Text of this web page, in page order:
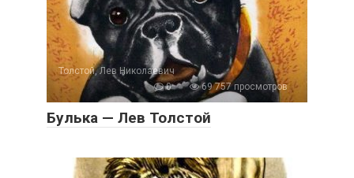
Толстой, Лев Николаевич
0
69 757 просмотров
Булька — Лев Толстой